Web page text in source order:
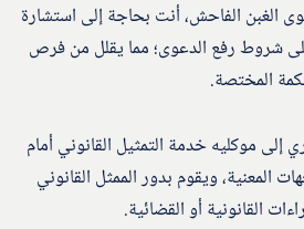
الغبن الفاحش، أنت بحاجة إلى استشارة
شروط رفع الدعوى؛ مما يقلل من فرص
المختصة.
إلى موكليه خدمة التمثيل القانوني أمام
المعنية، ويقوم بدور الممثل القانوني
القانونية أو القضائية.